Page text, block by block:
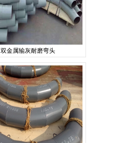
双金属输灰耐磨弯头